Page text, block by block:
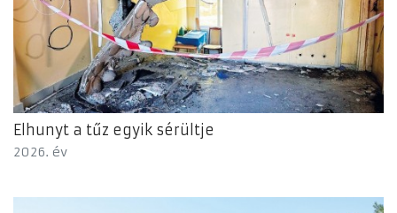
Elhunyt a tűz egyik sérültje
2026. év